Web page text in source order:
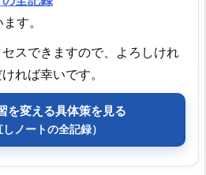
す。
スできますので、よろしけれ
れば幸いです。
を変える具体策を見る
しノートの全記録）